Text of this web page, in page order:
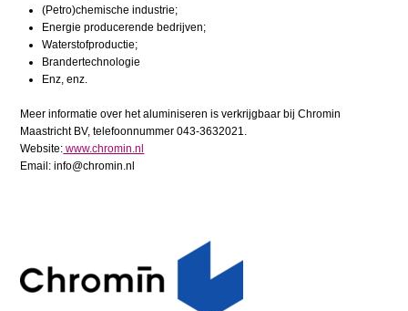
(Petro)chemische industrie;
Energie producerende bedrijven;
Waterstofproductie;
Brandertechnologie
Enz, enz.
Meer informatie over het aluminiseren is verkrijgbaar bij Chromin
Maastricht BV, telefoonnummer 043-3632021.
Website: www.chromin.nl
Email: info@chromin.nl